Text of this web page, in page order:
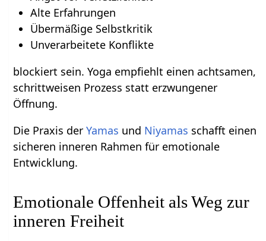
Alte Erfahrungen
Übermäßige Selbstkritik
Unverarbeitete Konflikte
blockiert sein. Yoga empfiehlt einen achtsamen,
schrittweisen Prozess statt erzwungener
Öffnung.
Die Praxis derYamas und Niyamas schafft einen
sicheren inneren Rahmen für emotionale
Entwicklung.
Emotionale Offenheit als Weg zur
inneren Freiheit